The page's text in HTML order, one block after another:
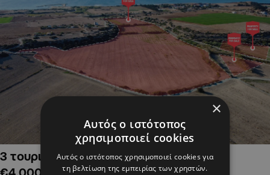
3 τουριστικά χωράφια στην Αλαμινό,
€4,000,000
×
Αυτός ο ιστότοπος
χρησιμοποιεί cookies
Αυτός ο ιστότοπος χρησιμοποιεί cookies για
τη βελτίωση της εμπειρίας των χρηστών.